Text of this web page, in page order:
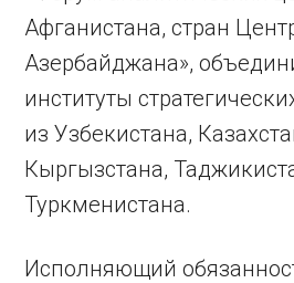
Афганистана, стран
Азербайджана»,
институты
из Узбекистана,
Кыргызстана,
Туркменистана.
Исполняющий